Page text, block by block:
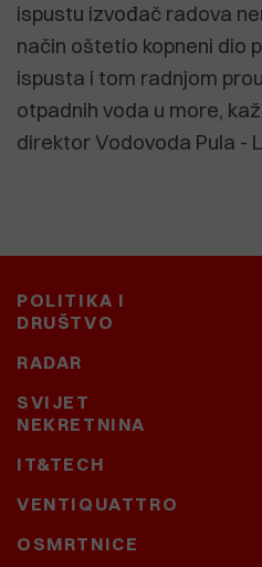
ispustu izvođač radova
način oštetio kopneni dio
ispusta i tom radnjom
otpadnih voda u more,
direktor Vodovoda Pula -
POLITIKA I
DRUŠTVO
RADAR
SVIJET
NEKRETNINA
IT&TECH
VENTIQUATTRO
OSMRTNICE